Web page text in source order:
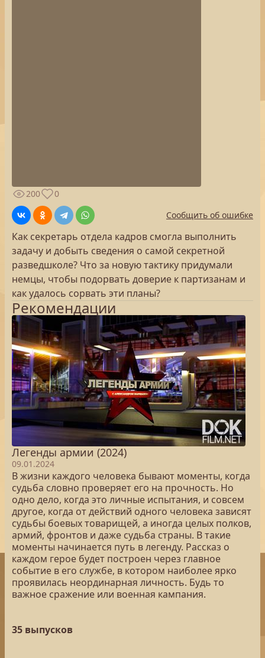
200
0
Сообщить об ошибке
Как секретарь отдела кадров смогла выполнить
задачу и добыть сведения о самой секретной
разведшколе? Что за новую тактику придумали
немцы, чтобы подорвать доверие к партизанам и
как удалось сорвать эти планы?
Рекомендации
Легенды армии (2024)
09.01.2024
В жизни каждого человека бывают моменты, когда
судьба словно проверяет его на прочность. Но
одно дело, когда это личные испытания, и совсем
другое, когда от действий одного человека зависят
судьбы боевых товарищей, а иногда целых полков,
армий, фронтов и даже судьба страны. В такие
моменты начинается путь в легенду. Рассказ о
каждом герое будет построен через главное
событие в его службе, в котором наиболее ярко
проявилась неординарная личность. Будь то
важное сражение или военная кампания.
35 выпусков